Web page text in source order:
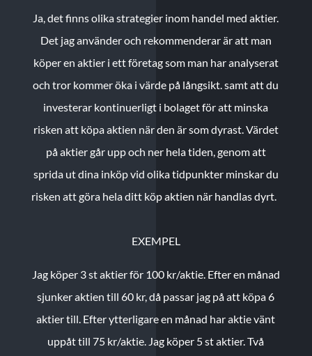
Ja, det finns olika strategier inom handel med aktier.
Det jag använder och rekommenderar är att man
köper en aktier i ett företag som man har analyserat
och tror kommer öka i värde på långsikt. samt att du
investerar kontinuerligt i bolaget för att minska
risken att köpa aktien när den är som dyrast. Värdet
på aktier går upp och ner hela tiden, genom att
sprida ut dina inköp vid olika tidpunkter minskar du
risken att göra hela ditt köp aktien när handlas dyrt.
EXEMPEL
Jag köper 3 st aktier för 100 kr/aktie. Efter en månad
sjunker aktien till 60 kr, då passar jag på att köpa 6
aktier till. Efter ytterligare en månad har aktie vänt
uppåt till 75 kr/aktie. Jag köper 5 st aktier.Två